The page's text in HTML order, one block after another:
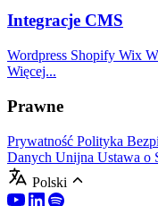
Integracje CMS
Wordpress Shopify Wix
Więcej...
Prawne
Prywatność Polityka
Danych Unijna Ustawa o
Polski